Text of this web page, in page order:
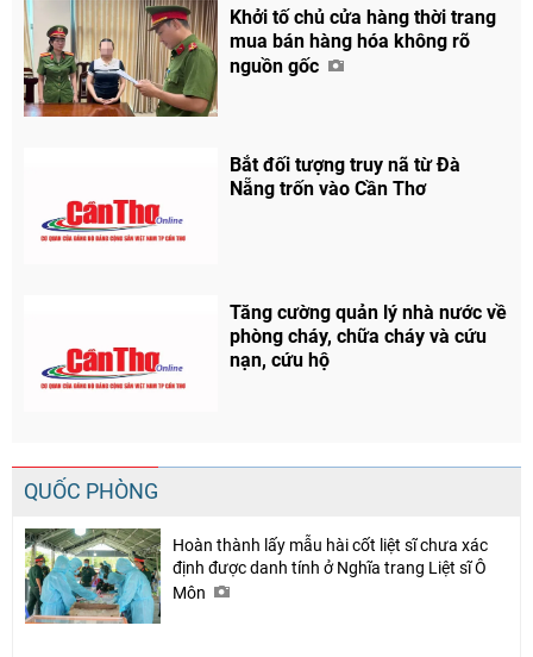
Khởi tố chủ cửa hàng thời trang
mua bán hàng hóa không rõ
nguồn gốc
Bắt đối tượng truy nã từ Đà
Nẵng trốn vào Cần Thơ
Tăng cường quản lý nhà nước về
phòng cháy, chữa cháy và cứu
nạn, cứu hộ
QUỐC PHÒNG
Hoàn thành lấy mẫu hài cốt liệt sĩ chưa xác
định được danh tính ở Nghĩa trang Liệt sĩ Ô
Môn